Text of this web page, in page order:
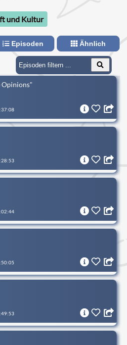
und Kultur
Episoden Ähnlich
Opinions"